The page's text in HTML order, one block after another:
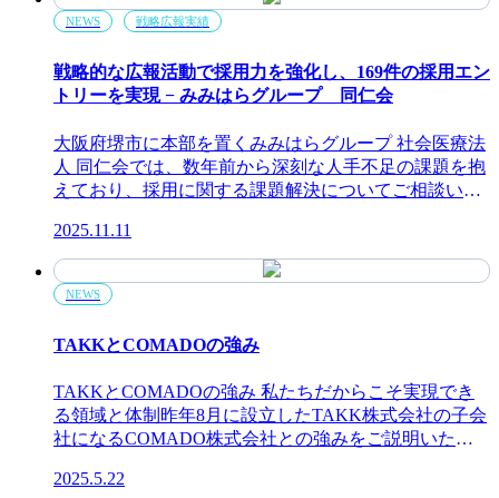
は、何かご不明な点がございましたら弊社のホームペ
ージ内お問い合わせフォームよりご送信いただけます
ようお願い申し上げます。お問い合わせに対するご返
信は年明けの1月5日より順次させていただきます。 お
客様には大変ご迷惑をおかけいたしますが、何卒ご理
NEWS 戦略広報実績
戦略的な広報活動で採用力を強化し、169件の採用エン
トリーを実現 − みみはらグループ 同仁会
大阪府堺市に本部を置くみみはらグループ 社会医療法
人 同仁会では、数年前から深刻な人手不足の課題を抱
えており、採用に関する課題解決についてご相談いた
ールを制作するのではなく、戦略的広報活動を提案
し、戦略立案からチーム組成、制作・運用支援までを
ワンストップで提供しました。 その結果、1年半で169
件のエントリーを獲得し、採用コストを大幅に削減す
手不足に対し、社内に広報活動のノウハウがなく施策
ェブサイトを制作・運営しており、ブランドの統一性
が失われていた・80周年に向けた中期ビジョン、事業
計画を効果的に活用したい TAKKの提案・解決策 ★
全事業所を集約し、プロジェクトに合わせて採用広報
2025.11.11
NEWS
TAKKとCOMADOの強み
TAKKとCOMADOの強み 私たちだからこそ実現でき
る領域と体制昨年8月に設立したTAKK株式会社の子会
社になるCOMADO株式会社との強みをご説明いたし
い価値の創造と、唯一無二のサービスを提供します。
2025.5.22